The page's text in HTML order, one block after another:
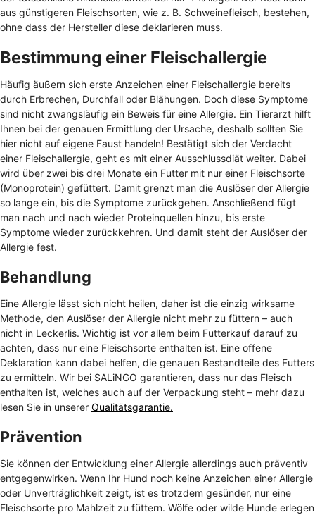
aus günstigeren Fleischsorten, wie z. B. Schweinefleisch, bestehen,
ohne dass der Hersteller diese deklarieren muss.
Bestimmung einer Fleischallergie
Häufig äußern sich erste Anzeichen einer Fleischallergie bereits
durch Erbrechen, Durchfall oder Blähungen. Doch diese Symptome
sind nicht zwangsläufig ein Beweis für eine Allergie. Ein Tierarzt hilft
Ihnen bei der genauen Ermittlung der Ursache, deshalb sollten Sie
hier nicht auf eigene Faust handeln! Bestätigt sich der Verdacht
einer Fleischallergie, geht es mit einer Ausschlussdiät weiter. Dabei
wird über zwei bis drei Monate ein Futter mit nur einer Fleischsorte
(Monoprotein) gefüttert. Damit grenzt man die Auslöser der Allergie
so lange ein, bis die Symptome zurückgehen. Anschließend fügt
man nach und nach wieder Proteinquellen hinzu, bis erste
Symptome wieder zurückkehren. Und damit steht der Auslöser der
Allergie fest.
Behandlung
Eine Allergie lässt sich nicht heilen, daher ist die einzig wirksame
Methode, den Auslöser der Allergie nicht mehr zu füttern – auch
nicht in Leckerlis. Wichtig ist vor allem beim Futterkauf darauf zu
achten, dass nur eine Fleischsorte enthalten ist. Eine offene
Deklaration kann dabei helfen, die genauen Bestandteile des Futters
zu ermitteln. Wir bei SALiNGO garantieren, dass nur das Fleisch
enthalten ist, welches auch auf der Verpackung steht – mehr dazu
lesen Sie in unserer Qualitätsgarantie.
Prävention
Sie können der Entwicklung einer Allergie allerdings auch präventiv
entgegenwirken. Wenn Ihr Hund noch keine Anzeichen einer Allergie
oder Unverträglichkeit zeigt, ist es trotzdem gesünder, nur eine
Fleischsorte pro Mahlzeit zu füttern. Wölfe oder wilde Hunde erlegen